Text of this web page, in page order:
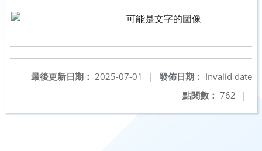
發佈日期： Invalid date
最後更新日期： 2025-07-01
|
點閱數： 762 |